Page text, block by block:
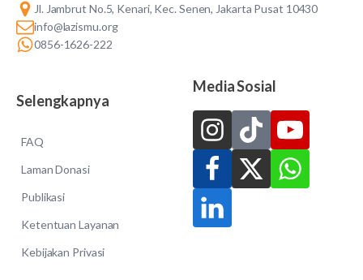
Jl. Jambrut No.5, Kenari, Kec. Senen, Jakarta Pusat 10430
info@lazismu.org
0856-1626-222
Selengkapnya
FAQ
Laman Donasi
Publikasi
Ketentuan Layanan
Kebijakan Privasi
Media Sosial